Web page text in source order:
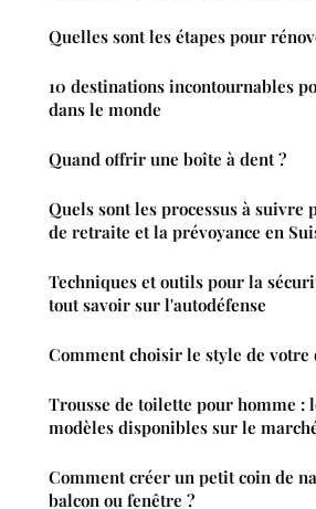
Quelles sont les étapes pour
10 destinations incontournables
dans le monde
Quand offrir une boîte à dent ?
Quels sont les processus à suivre
de retraite et la prévoyance en
Techniques et outils pour la
tout savoir sur l'autodéfense
Comment choisir le style de votre
Trousse de toilette pour homme :
modèles disponibles sur le
Comment créer un petit coin de
balcon ou fenêtre ?